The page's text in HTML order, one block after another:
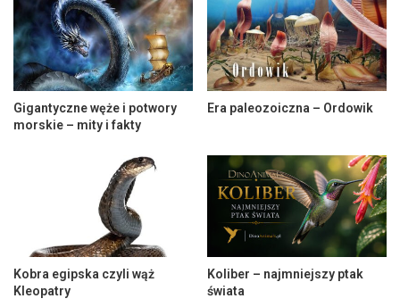
Gigantyczne węże i potwory
morskie – mity i fakty
Era paleozoiczna – Ordowik
Kobra egipska czyli wąż
Kleopatry
Koliber – najmniejszy ptak
świata